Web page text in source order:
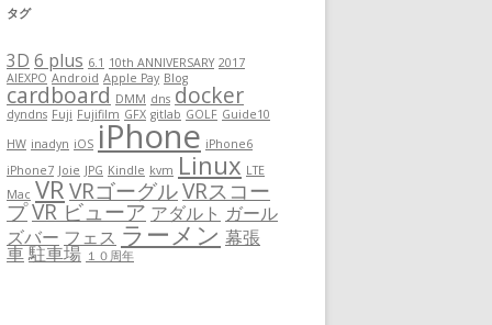
タグ
3D 6 plus 6.1 10th ANNIVERSARY 2017
AIEXPO Android Apple Pay Blog
cardboard DMM dns docker
dyndns Fuji Fujifilm GFX gitlab GOLF Guide10
HW inadyn iOS iPhone iPhone6
iPhone7 Joie JPG Kindle kvm Linux LTE
Mac VRVRゴーグルVRスコー
プVR ビューア アダルト ガール
ズバー フェス ラーメン 幕張
車駐車場 １０周年